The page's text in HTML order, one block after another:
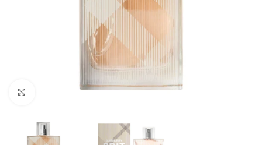
CLICK TO ENLARGE